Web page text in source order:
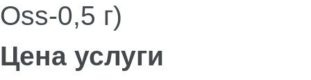
Oss-0,5 г)
Цена услуги